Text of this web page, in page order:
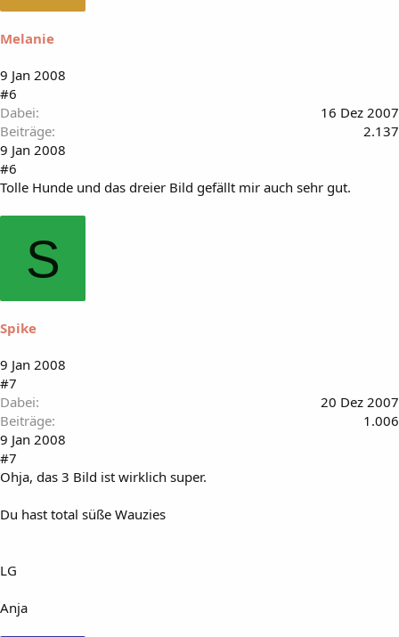
Melanie
9 Jan 2008
#6
Dabei
16 Dez 2007
Beiträge
2.137
9 Jan 2008
#6
Tolle Hunde und das dreier Bild gefällt mir auch sehr gut.
S
Spike
9 Jan 2008
#7
Dabei
20 Dez 2007
Beiträge
1.006
9 Jan 2008
#7
Ohja, das 3 Bild ist wirklich super.
Du hast total süße Wauzies
LG
Anja